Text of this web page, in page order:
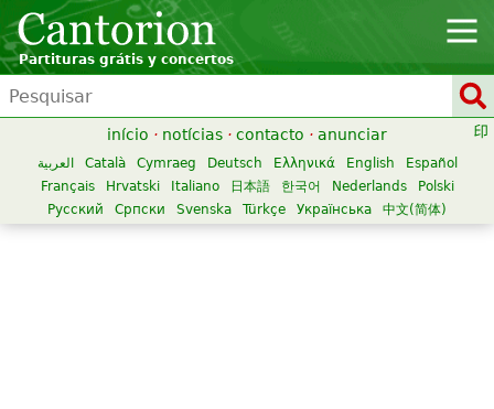
Partituras grátis y concertos
início · notícias · contacto · anunciar
العربية Català Cymraeg Deutsch Ελληνικά English
Español
Français
Hrvatski Italiano 日本語 한국어 Nederlands
Polski
Русский
Српски Svenska Türkçe Українська 中文(简体)